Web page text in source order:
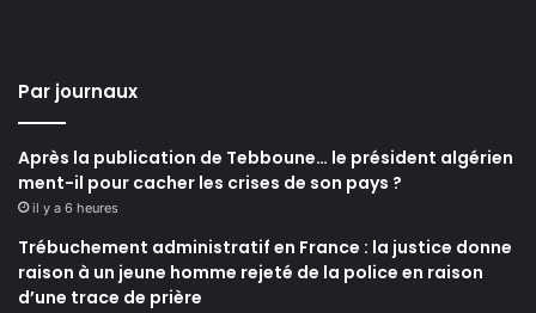
Par journaux
Après la publication de Tebboune… le président algérien
ment-il pour cacher les crises de son pays ?
il y a 6 heures
Trébuchement administratif en France : la justice donne
raison à un jeune homme rejeté de la police en raison
d’une trace de prière